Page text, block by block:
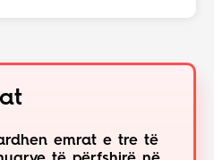
emrat e tre të